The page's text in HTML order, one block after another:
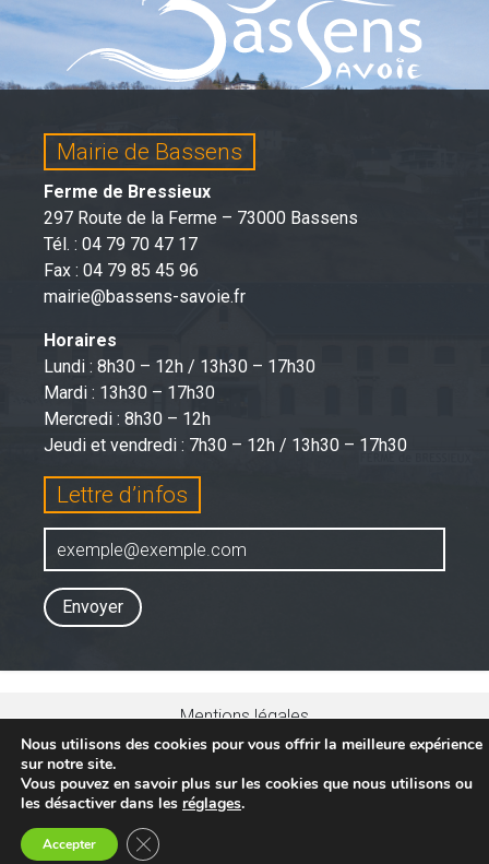
Nous utilisons des cookies pour vous offrir la meilleure expérience
sur notre site.
Vous pouvez en savoir plus sur les cookies que nous utilisons ou
les désactiver dans les réglages.
Accepter Fermer la bannière des cookies GDPR
Mairie de Bassens
Ferme de Bressieux
297 Route de la Ferme – 73000 Bassens
Tél. : 04 79 70 47 17
Fax : 04 79 85 45 96
mairie@bassens-savoie.fr
Horaires
Lundi : 8h30 – 12h / 13h30 – 17h30
Mardi : 13h30 – 17h30
Mercredi : 8h30 – 12h
Jeudi et vendredi : 7h30 – 12h / 13h30 – 17h30
Lettre d’infos
Envoyer
Mentions légales
Conditions générales d’utilisations
Site WordPress par Nouvel Oeil